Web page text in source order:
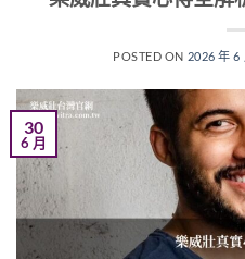
POSTED ON 2026 年 6
30
6 月